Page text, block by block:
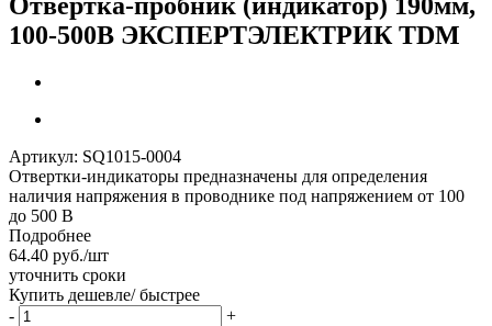
100-500В ЭКСПЕРТЭЛЕКТРИК TDM
Артикул: SQ1015-0004
Отвертки-индикаторы предназначены для определения
наличия напряжения в проводнике под напряжением от 100
до 500 В
Подробнее
64.40 руб./шт
уточнить сроки
Купить дешевле/ быстрее
-
+